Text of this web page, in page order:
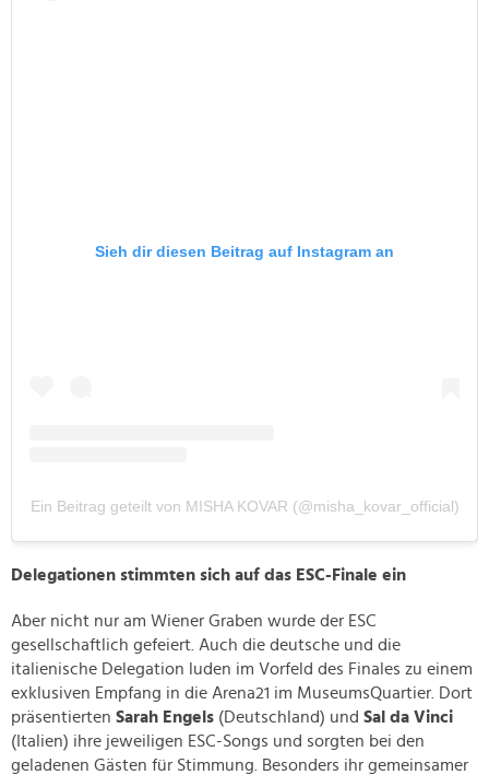
Sieh dir diesen Beitrag auf Instagram an
Ein Beitrag geteilt von MISHA KOVAR (@misha_kovar_official)
Delegationen stimmten sich auf das ESC-Finale ein
Aber nicht nur am Wiener Graben wurde der ESC
gesellschaftlich gefeiert. Auch die deutsche und die
italienische Delegation luden im Vorfeld des Finales zu einem
exklusiven Empfang in die Arena21 im MuseumsQuartier. Dort
präsentierten Sarah Engels (Deutschland) und Sal da Vinci
(Italien) ihre jeweiligen ESC-Songs und sorgten bei den
geladenen Gästen für Stimmung. Besonders ihr gemeinsamer